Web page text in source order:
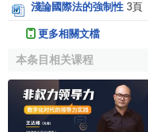
淺論國際法的強制性 3頁
更多相關文檔
本条目相关课程